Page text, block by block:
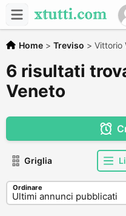
Home > Treviso > Vittorio
6 risultati
Veneto
Griglia
Ordinare